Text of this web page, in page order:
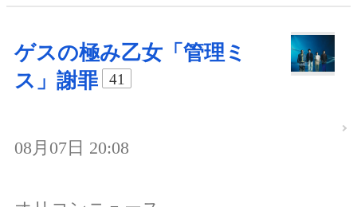
ゲスの極み乙女「管理ミ
ス」謝罪
41
08月07日 20:08